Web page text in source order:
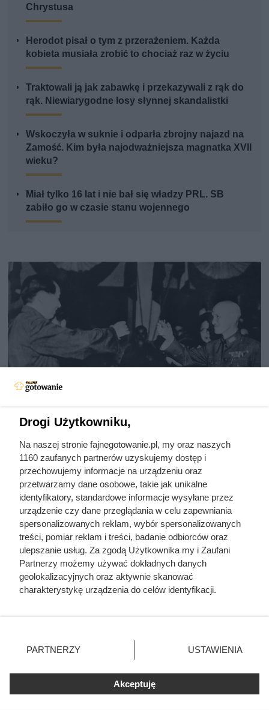
Chrystusa
Herodot pisał o tym z przerażeniem. Każda
kobieta musiała zrobić to chociaż raz w życiu
Traktowali ją jak zabawkę i przekazywali z rąk do
rąk. Niewiarygodne losy słynnej skandalistki
Wskoczyła w suknie i odparła zbrojny najazd na
Zamość. Kim była najodważniejsza magnatka XVII
wieku?
Miał tylko 16 lat i nie bał się władzy PRL. SB
zabiło go w czasie stanu wojennego
Doprowadził do śmierci większej
liczby ludzi niż Hitler i Stalin
razem wzięci. Mimo to czczą go
jako bohatera
Drogi Użytkowniku,
Na naszej stronie fajnegotowanie.pl, my oraz naszych
1160 zaufanych partnerów uzyskujemy dostęp i
przechowujemy informacje na urządzeniu oraz
przetwarzamy dane osobowe, takie jak unikalne
identyfikatory, standardowe informacje wysyłane przez
urządzenie czy dane przeglądania w celu zapewniania
spersonalizowanych reklam, wybór spersonalizowanych
treści, pomiar reklam i treści, badanie odbiorców oraz
ulepszanie usług. Za zgodą Użytkownika my i Zaufani
Partnerzy możemy używać dokładnych danych
geolokalizacyjnych oraz aktywnie skanować
charakterystykę urządzenia do celów identyfikacji.
zmienić/wycofać klikając przycisk ustawień prywatności
znajdujący się w lewym dolnym rogu strony
rodzaje przetwarzania danych nie wymagają zgody
użytkownika, ale masz prawo sprzeciwić się takiemu
przetwarzaniu. Preferencje będą miały zastosowania tylko
PARTNERZY USTAWIENIA
Akceptuję